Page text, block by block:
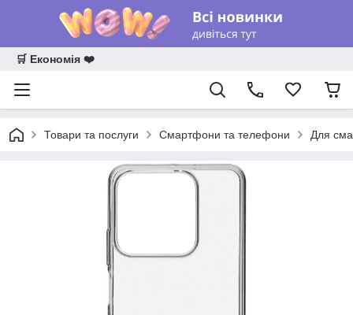
🛒 Економія ❤️
Товари та послуги Смартфони та телефони Для